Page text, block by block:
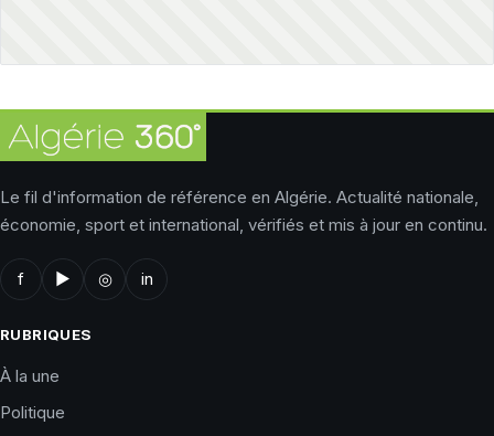
Le fil d'information de référence en Algérie. Actualité nationale,
économie, sport et international, vérifiés et mis à jour en continu.
f ▶ ◎ in
RUBRIQUES
À la une
Politique